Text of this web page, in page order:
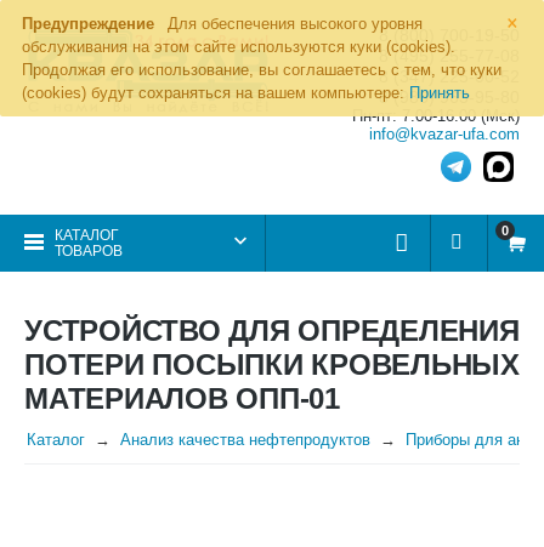
×
Предупреждение
Для обеспечения высокого уровня
обслуживания на этом сайте используются куки (cookies).
Продолжая его использование, вы соглашаетесь с тем, что куки
(cookies) будут сохраняться на вашем компьютере: Принять
8 (800) 700-19-50
8 (495) 255-77-08
8 (347) 225-00-52
8 (986) 963-95-80
Пн-пт: 7.00-16.00 (Мск)
info@kvazar-ufa.com
КАТАЛОГ
ТОВАРОВ
0
УСТРОЙСТВО ДЛЯ ОПРЕДЕЛЕНИЯ
ПОТЕРИ ПОСЫПКИ КРОВЕЛЬНЫХ
МАТЕРИАЛОВ ОПП-01
Каталог Анализ качества нефтепродуктов Приборы для